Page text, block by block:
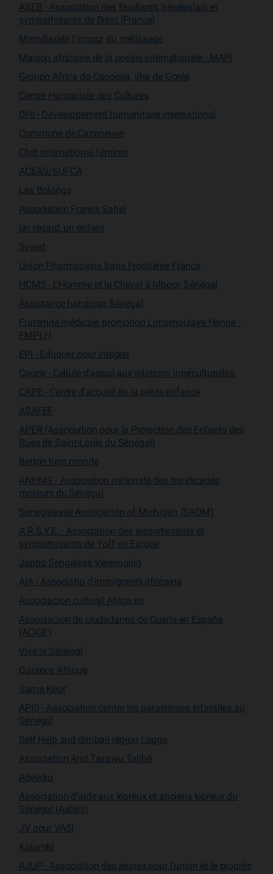
ASEB - Association des Etudiants Sénégalais et
sympathisants de Brest (France)
Minndiarabi l’amour du métissage
Maison africaine de la poésie internationale - MAPI
Groupo Africa do Capoeira, ilha de Gorée
Centre Humaniste des Cultures
DHI - Développement humanitaire international
Commune de Cazeneuve
Club international féminin
ACEAS/SUFCA
Les Bolongs
Association France Sahel
Un regard, un enfant
Sysed
Union Pharmaciens Sans Frontières France
HCMS - L’Homme et le Cheval à Mbour, Sénégal
Assistance handicap Sénégal
Fraternité médicale promotion Limamoulaye Hanne -
FMPLH
EPI - Eduquer pour intégrer
Cauris - Cellule d’appui aux relations interculturelles.
CAPE - Centre d’accueil de la petite enfance
ASAFEF
APER (Association pour la Protection des Enfants des
Rues de Saint-Louis du Sénégal)
Betton tiers monde
ANHMS - Association nationale des handicapés
moteurs du Sénégal
Senegalease Association of Michigan (SAOM)
A.R.S.Y.E. - Association des ressortissants et
sympathisants de Yoff en Europe
Jappo Sengalese Vereiniging
AIA - Associatio d’immigrants africains
Associacion cultural Africa.es
Associacion de ciudadanos de Guerle en España
(ACIGE)
Vive le Sénégal
Garance Afrique
Sama Keur
APIS - Association contre les parasitoses infantiles au
Sénégal
Self Help and dimbali région Louga
Association And Taxawu Talibé
Adevdio
Association d’aide aux lépreux et anciens lépreux du
Sénégal (Aalals)
JV pour VASI
Kolamki
AJUP - Association des jeunes pour l’union et le progrès